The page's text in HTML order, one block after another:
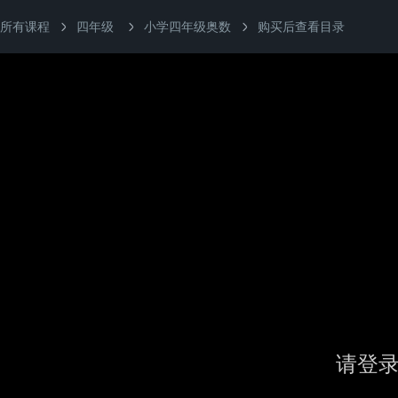
所有课程 四年级 小学四年级奥数 购买后查看目录
请登